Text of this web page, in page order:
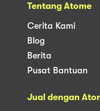
Tentang Atome
Cerita Kami
Blog
Berita
Pusat Bantuan
Jual dengan